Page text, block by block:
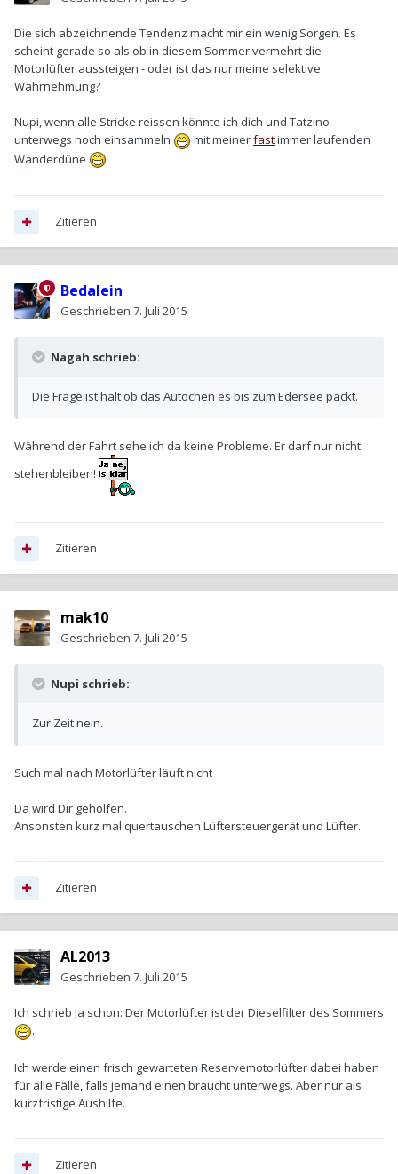
Die sich abzeichnende Tendenz macht mir ein wenig Sorgen. Es
scheint gerade so als ob in diesem Sommer vermehrt die
Motorlüfter aussteigen - oder ist das nur meine selektive
Wahrnehmung?
Nupi, wenn alle Stricke reissen könnte ich dich und Tatzino
unterwegs noch einsammeln
mit meinerfastimmer laufenden
Wanderdüne
Zitieren
Bedalein
Geschrieben 7. Juli 2015
Nagah schrieb:
Die Frage ist halt ob das Autochen es bis zum Edersee packt.
Während der Fahrt sehe ich da keine Probleme. Er darf nur nicht
stehenbleiben!
Zitieren
mak10
Geschrieben 7. Juli 2015
Nupi schrieb:
Zur Zeit nein.
Such mal nach Motorlüfter läuft nicht
Da wird Dir geholfen.
Ansonsten kurz mal quertauschen Lüftersteuergerät und Lüfter.
Zitieren
AL2013
Geschrieben 7. Juli 2015
Ich schrieb ja schon: Der Motorlüfter ist der Dieselfilter des Sommers
.
Ich werde einen frisch gewarteten Reservemotorlüfter dabei haben
für alle Fälle, falls jemand einen braucht unterwegs. Aber nur als
kurzfristige Aushilfe.
Zitieren